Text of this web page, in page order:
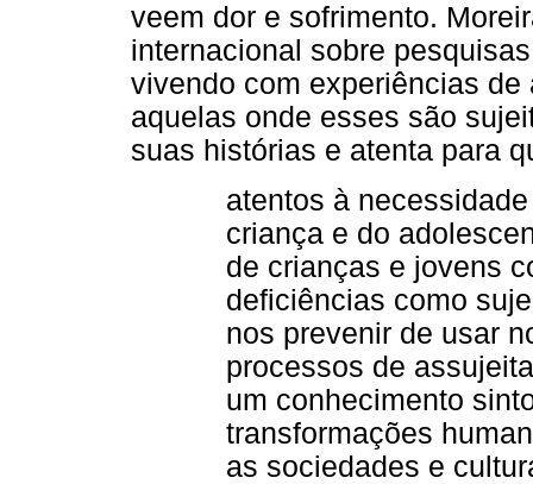
veem dor e sofrimento.
internacional sobre
vivendo com experiências
aquelas onde esses são
suas histórias e atenta para
atentos à
criança e do
de crianças e jovens
deficiências como
nos prevenir de usar
processos de
um conhecimento
transformações
as sociedades e